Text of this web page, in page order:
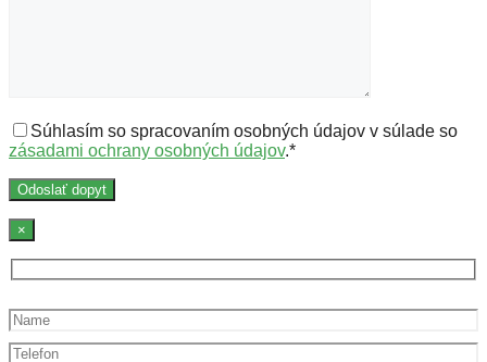
Súhlasím so spracovaním osobných údajov v súlade so
zásadami ochrany osobných údajov.*
×